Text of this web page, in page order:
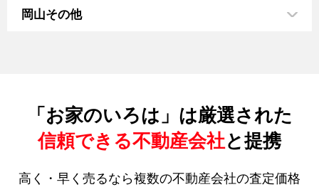
岡山その他
「お家のいろは」は厳選された
信頼できる不動産会社と提携
高く・早く売るなら複数の不動産会社の査定価格